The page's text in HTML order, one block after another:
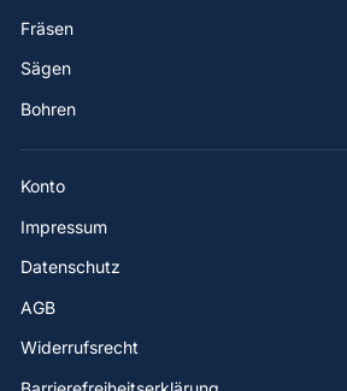
Fräsen
Sägen
Bohren
Konto
Impressum
Datenschutz
AGB
Widerrufsrecht